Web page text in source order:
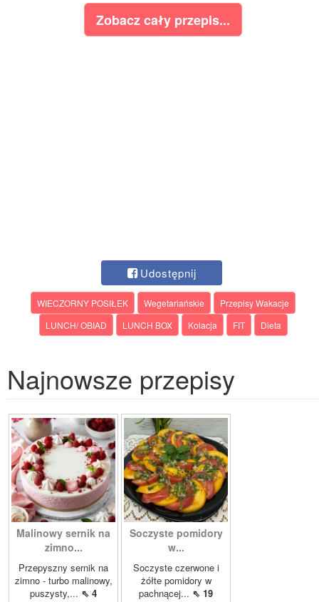
Zobacz cały przepis...
Udostępnij
WIECZORNY POSIŁEK Wegetariańskie
Przepisy Wakacje
LUNCH/ OBIAD
LUNCH BOX Kolacja FIT Dieta
Najnowsze przepisy
Malinowy sernik na
zimno...
Przepyszny sernik na
zimno - turbo malinowy,
puszysty,... ⇖ 4
Soczyste pomidory
w...
Soczyste czerwone i
żółte pomidory w
pachnącej... ⇖ 19